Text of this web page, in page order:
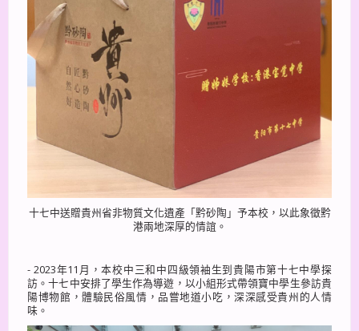
十七中送贈貴州省非物質文化遺產「黔砂陶」予本校，以此象徵黔
港兩地深厚的情誼。
- 2023年11月，本校中三和中四級領袖生到貴陽市第十七中學探
訪。十七中安排了學生作為導遊，以小組形式帶領寶中學生參訪貴
陽博物館，體驗民俗風情，品嘗地道小吃，深深感受貴州的人情
味。